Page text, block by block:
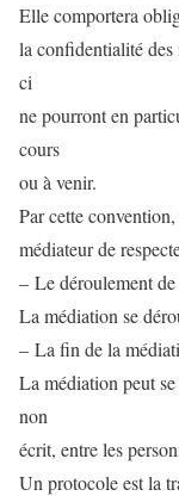
Elle comportera
la confidentialité
ci
ne pourront en
cours
ou à venir.
Par cette
médiateur de
– Le déroulement
La médiation se
– La fin de la
La médiation peut
non
écrit, entre les
Un protocole est la